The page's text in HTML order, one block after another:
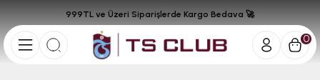
0
999TL ve Üzeri Siparişlerde Kargo Bedava 🚀